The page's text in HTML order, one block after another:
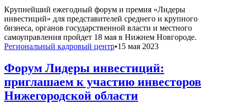
Крупнейший ежегодный форум и премия «Лидеры
инвестиций» для представителей среднего и крупного
бизнеса, органов государственной власти и местного
самоуправления пройдет 18 мая в Нижнем Новгороде.
Региональный кадровый центр•15 мая 2023
Форум Лидеры инвестиций:
приглашаем к участию инвесторов
Нижегородской области